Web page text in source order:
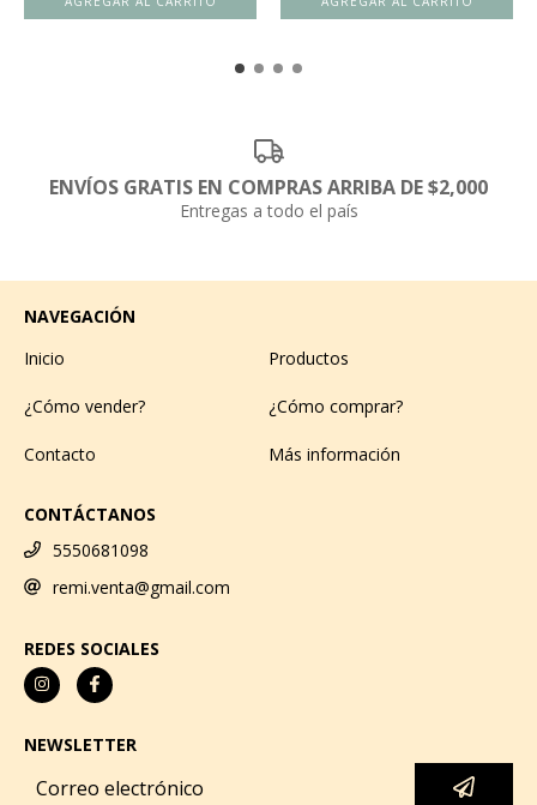
ENVÍOS GRATIS EN COMPRAS ARRIBA DE $2,000
Entregas a todo el país
NAVEGACIÓN
Inicio
Productos
¿Cómo vender? ¿Cómo comprar?
Contacto Más información
CONTÁCTANOS
5550681098
remi.venta@gmail.com
REDES SOCIALES
NEWSLETTER